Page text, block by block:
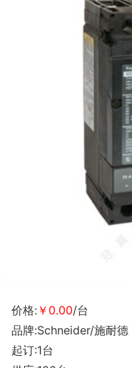
价格: ￥0.00/台
品牌:Schneider/施耐德
起订:1台